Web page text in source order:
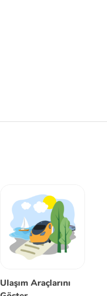
Ulaşım Araçlarını